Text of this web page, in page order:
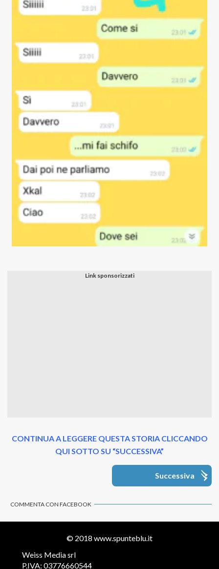
CONTINUA A LEGGERE QUESTA STORIA CLICCANDO
QUI SOTTO SU “SUCCESSIVA”
Successiva
COMMENTA CON FACEBOOK
© 2018 www.spunteblu.it
Weiss Media srl
P.IVA: 03776660544